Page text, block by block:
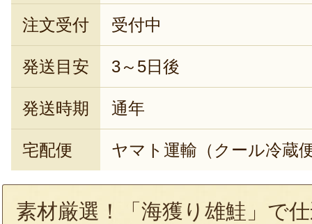
注文受付 受付中
発送目安 3～5日後
発送時期 通年
宅配便 ヤマト運輸（クール冷蔵
素材厳選！「海獲り雄鮭」で